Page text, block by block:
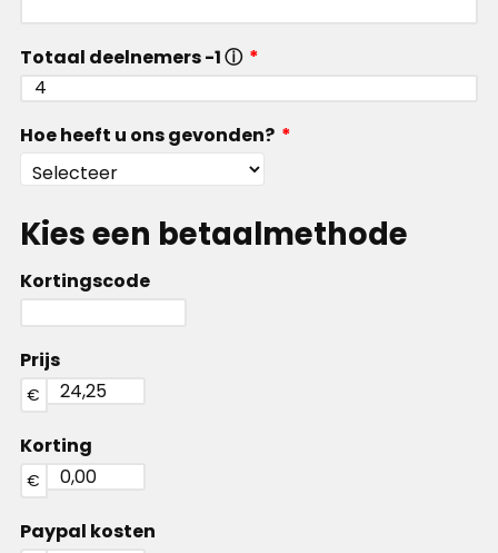
Totaal deelnemers -1 ⓘ *
Hoe heeft u ons gevonden? *
Kies een betaalmethode
Kortingscode
Prijs
€
Korting
€
Paypal kosten